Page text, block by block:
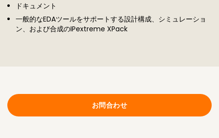
ドキュメント
一般的なEDAツールをサポートする設計構成、シミュレーショ
ン、および合成のIPextreme XPack
お問合わせ